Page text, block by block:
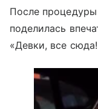
После процедуры
поделилась
«Девки, все